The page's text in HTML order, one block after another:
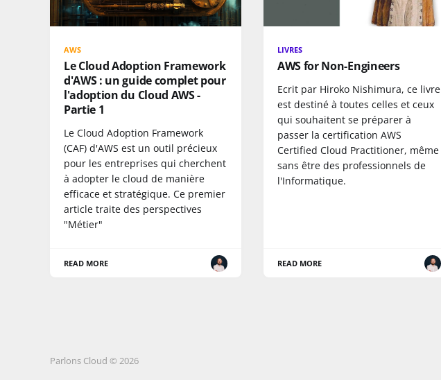
AWS
Le Cloud Adoption Framework
d'AWS : un guide complet pour
l'adoption du Cloud AWS -
Partie 1
Le Cloud Adoption Framework
(CAF) d'AWS est un outil précieux
pour les entreprises qui cherchent
à adopter le cloud de manière
efficace et stratégique. Ce premier
article traite des perspectives
"Métier"
READ MORE
LIVRES
AWS for Non-Engineers
Ecrit par Hiroko Nishimura, ce livre
est destiné à toutes celles et ceux
qui souhaitent se préparer à
passer la certification AWS
Certified Cloud Practitioner, même
sans être des professionnels de
l'Informatique.
READ MORE
Parlons Cloud © 2026